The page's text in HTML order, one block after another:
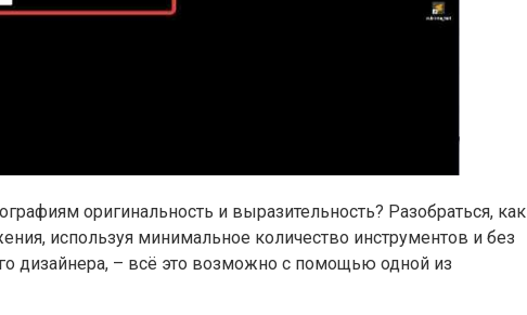
оригинальность и выразительность? Разобраться, как
используя минимальное количество инструментов и без
дизайнера, – всё это возможно с помощью одной из